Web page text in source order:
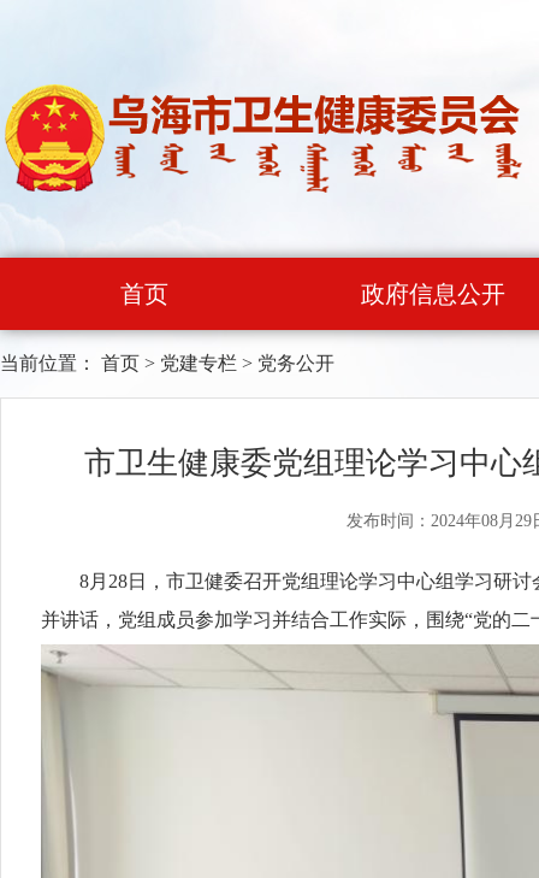
首页 政府信息公开
当前位置： 首页 > 党建专栏 > 党务公开
市卫生健康委党组理论学习中心
发布时间：2024年08月29
8月28日，市卫健委召开党组理论学习中心组学习研讨
并讲话，党组成员参加学习并结合工作实际，围绕“党的